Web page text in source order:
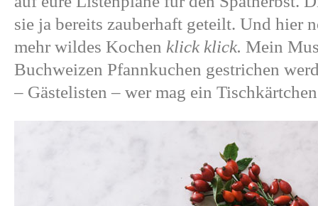
sie ja bereits zauberhaft geteilt. Und hier
mehr wildes Kochen klick klick. Mein
Buchweizen Pfannkuchen gestrichen
– Gästelisten – wer mag ein